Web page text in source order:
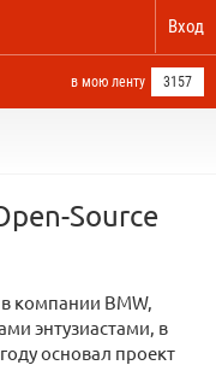
Вход
в мою ленту 3157
Source
компании BMW,
энтузиастами, в
основал проект